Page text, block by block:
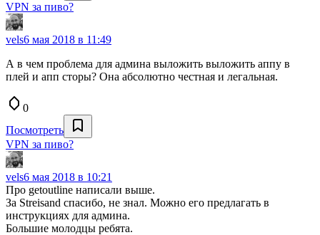
VPN за пиво?
vels6 мая 2018 в 11:49
А в чем проблема для админа выложить выложить аппу в
плей и апп сторы? Она абсолютно честная и легальная.
0
Посмотреть
VPN за пиво?
vels6 мая 2018 в 10:21
Про getoutline написали выше.
За Streisand спасибо, не знал. Можно его предлагать в
инструкциях для админа.
Большие молодцы ребята.